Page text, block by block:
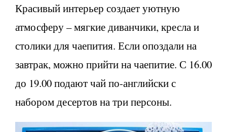
Красивый интерьер создает уютную
атмосферу – мягкие диванчики, кресла и
столики для чаепития. Если опоздали на
завтрак, можно прийти на чаепитие. С 16.00
до 19.00 подают чай по-английски с
набором десертов на три персоны.